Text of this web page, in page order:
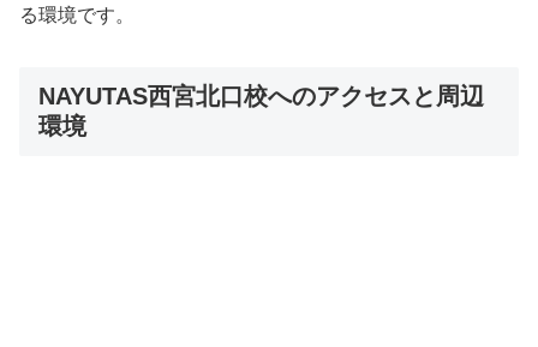
る環境です。
NAYUTAS西宮北口校へのアクセスと周辺
環境